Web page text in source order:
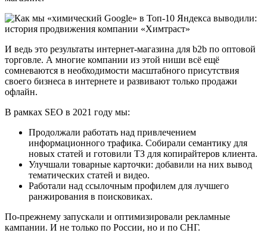
И ведь это результаты интернет-магазина для b2b по оптовой
торговле. А многие компании из этой ниши всё ещё
сомневаются в необходимости масштабного присутствия
своего бизнеса в интернете и развивают только продажи
офлайн.
В рамках SEO в 2021 году мы:
Продолжали работать над привлечением
информационного трафика. Собирали семантику для
новых статей и готовили ТЗ для копирайтеров клиента.
Улучшали товарные карточки: добавили на них вывод
тематических статей и видео.
Работали над ссылочным профилем для лучшего
ранжирования в поисковиках.
По-прежнему запускали и оптимизировали рекламные
кампании. И не только по России, но и по СНГ.